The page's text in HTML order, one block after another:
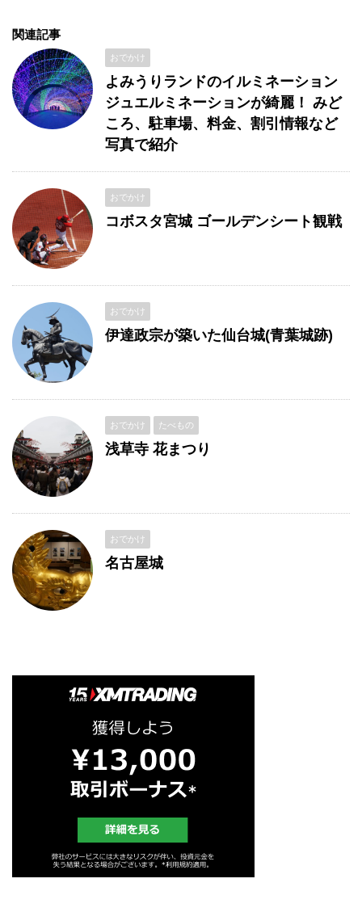
関連記事
おでかけ
よみうりランドのイルミネーション
ジュエルミネーションが綺麗！ みど
ころ、駐車場、料金、割引情報など
写真で紹介
おでかけ
コボスタ宮城 ゴールデンシート観戦
おでかけ
伊達政宗が築いた仙台城(青葉城跡)
おでかけ たべもの
浅草寺 花まつり
おでかけ
名古屋城